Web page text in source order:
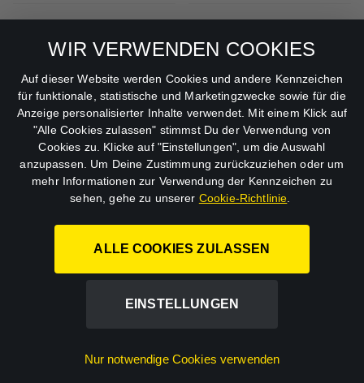
WIR VERWENDEN COOKIES
Auf dieser Website werden Cookies und andere Kennzeichen
für funktionale, statistische und Marketingzwecke sowie für die
Anzeige personalisierter Inhalte verwendet. Mit einem Klick auf
"Alle Cookies zulassen" stimmst Du der Verwendung von
Cookies zu. Klicke auf "Einstellungen", um die Auswahl
anzupassen. Um Deine Zustimmung zurückzuziehen oder um
mehr Informationen zur Verwendung der Kennzeichen zu
sehen, gehe zu unserer Cookie-Richtlinie
ALLE COOKIES ZULASSEN
EINSTELLUNGEN
Nur notwendige Cookies verwenden
AGB
Impressum
Abo kündigen